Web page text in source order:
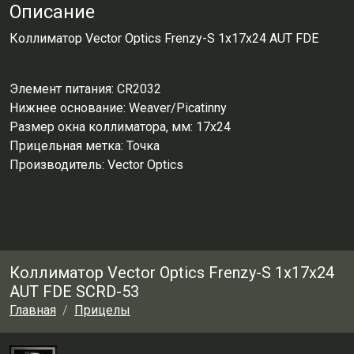
Описание
Коллиматор Vector Optics Frenzy-S 1x17x24 AUT FDE
Элемент питания: CR2032
Нижнее основание: Weaver/Picatinny
Размер окна коллиматора, мм: 17x24
Прицельная метка: Точка
Производитель: Vector Optics
Коллиматор Vector Optics Frenzy-S 1x17x24
AUT FDE SCRD-53
Главная Прицелы